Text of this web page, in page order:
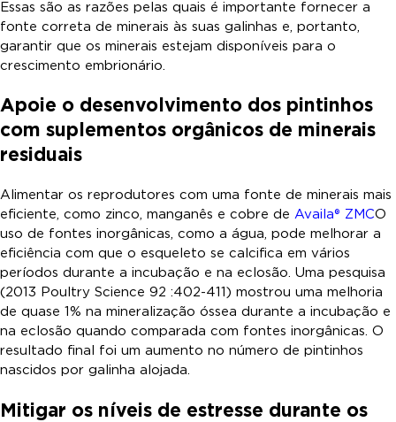
Essas são as razões pelas quais é importante fornecer a
fonte correta de minerais às suas galinhas e, portanto,
garantir que os minerais estejam disponíveis para o
crescimento embrionário.
Apoie o desenvolvimento dos pintinhos
com suplementos orgânicos de minerais
residuais
Alimentar os reprodutores com uma fonte de minerais mais
eficiente, como zinco, manganês e cobre de Availa® ZMCO
uso de fontes inorgânicas, como a água, pode melhorar a
eficiência com que o esqueleto se calcifica em vários
períodos durante a incubação e na eclosão. Uma pesquisa
(2013 Poultry Science 92 :402-411) mostrou uma melhoria
de quase 1% na mineralização óssea durante a incubação e
na eclosão quando comparada com fontes inorgânicas. O
resultado final foi um aumento no número de pintinhos
nascidos por galinha alojada.
Mitigar os níveis de estresse durante os